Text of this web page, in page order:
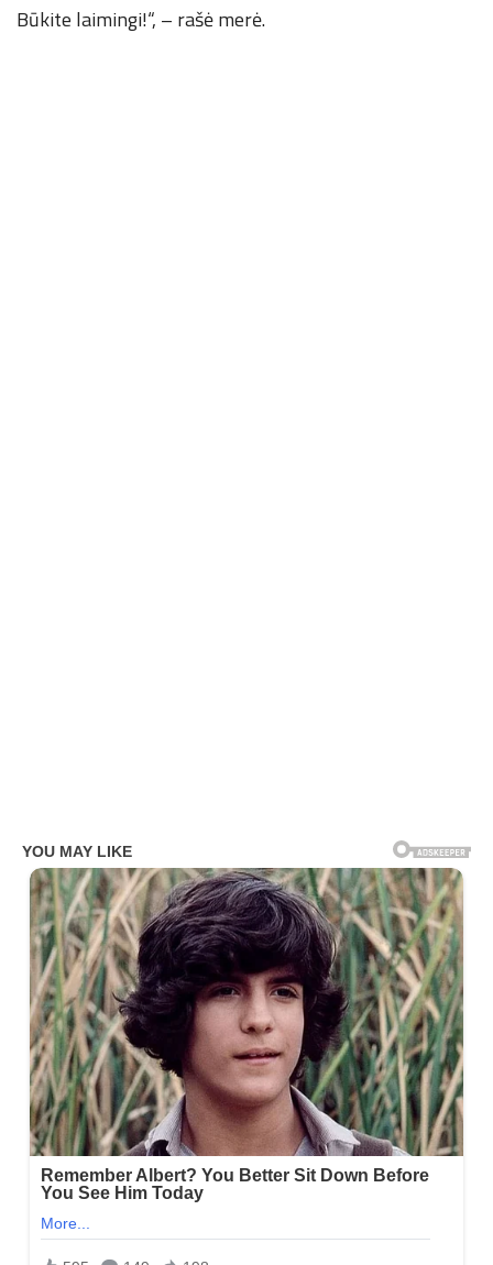
Būkite laimingi!“, – rašė merė.